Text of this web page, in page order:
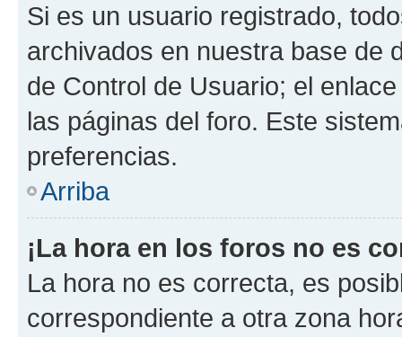
Si es un usuario registrado,
archivados en nuestra base de
de Control de Usuario; el
las páginas del foro. Este
preferencias.
Arriba
¡La hora en los foros no es
La hora no es correcta, es
correspondiente a otra zona